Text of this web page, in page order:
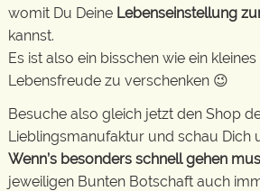
womit Du Deine Lebenseinstellung
kannst.
Es ist also ein bisschen wie ein
Lebensfreude zu verschenken 😉
Besuche also gleich jetzt den Shop
Lieblingsmanufaktur und schau Dich
Wenn’s besonders schnell gehen
jeweiligen Bunten Botschaft auch